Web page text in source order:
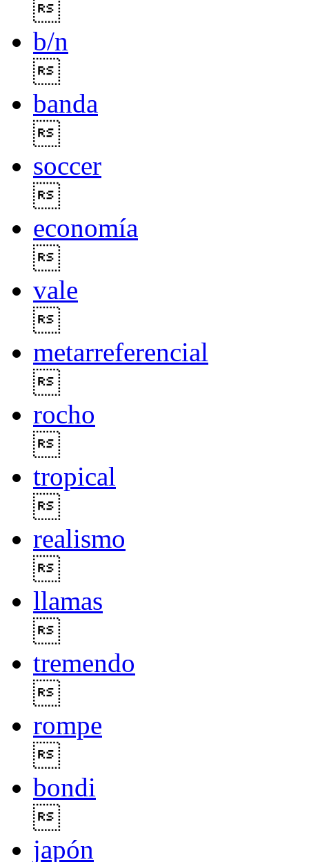
b/n
banda
soccer
economía
vale
metarreferencial
rocho
tropical
realismo
llamas
tremendo
rompe
bondi
japón